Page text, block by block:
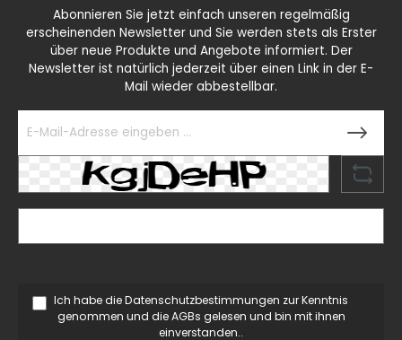
Abonnieren Sie jetzt einfach unseren regelmäßig
erscheinenden Newsletter und Sie werden stets als Erster
über neue Produkte und Angebote informiert. Der
Newsletter ist natürlich jederzeit über einen Link in der E-
Mail wieder abbestellbar.
Ich habe dieDatenschutzbestimmungen zur Kenntnis
genommen und dieAGBs gelesen und bin mit ihnen
einverstanden..